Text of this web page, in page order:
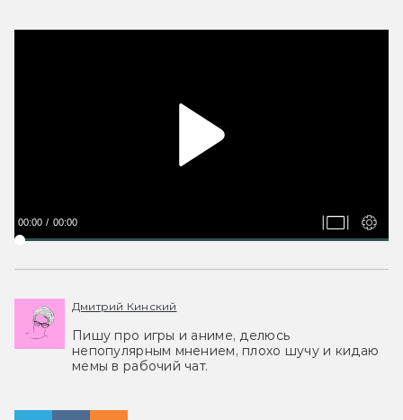
00:00 00:00
Дмитрий Кинский
Пишу про игры и аниме, делюсь
непопулярным мнением, плохо шучу и кидаю
мемы в рабочий чат.